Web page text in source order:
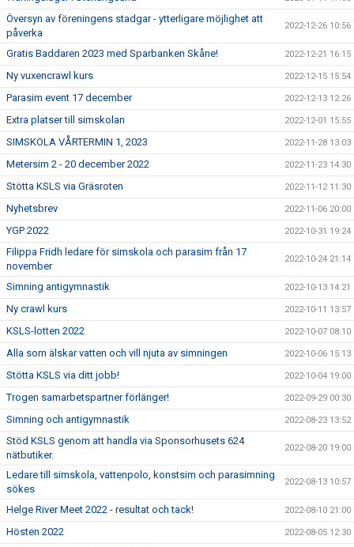
Översyn av föreningens stadgar - ytterligare möjlighet att
påverka
2022-12-26 10:56
Gratis Baddaren 2023 med Sparbanken Skåne! 2022-12-21 16:15
Ny vuxencrawl kurs 2022-12-15 15:54
Parasim event 17 december 2022-12-13 12:26
Extra platser till simskolan 2022-12-01 15:55
SIMSKOLA VÅRTERMIN 1, 2023 2022-11-28 13:03
Metersim 2 - 20 december 2022 2022-11-23 14:30
Stötta KSLS via Gräsroten 2022-11-12 11:30
Nyhetsbrev 2022-11-06 20:00
YGP 2022 2022-10-31 19:24
Filippa Fridh ledare för simskola och parasim från 17
november
2022-10-24 21:14
Simning antigymnastik 2022-10-13 14:21
Ny crawl kurs 2022-10-11 13:57
KSLS-lotten 2022 2022-10-07 08:10
Alla som älskar vatten och vill njuta av simningen 2022-10-06 15:13
Stötta KSLS via ditt jobb! 2022-10-04 19:00
Trogen samarbetspartner förlänger! 2022-09-29 00:30
Simning och antigymnastik 2022-08-23 13:52
Stöd KSLS genom att handla via Sponsorhusets 624
nätbutiker.
2022-08-20 19:00
Ledare till simskola, vattenpolo, konstsim och parasimning
sökes
2022-08-13 10:57
Helge River Meet 2022 - resultat och tack! 2022-08-10 21:00
Hösten 2022 2022-08-05 12:30